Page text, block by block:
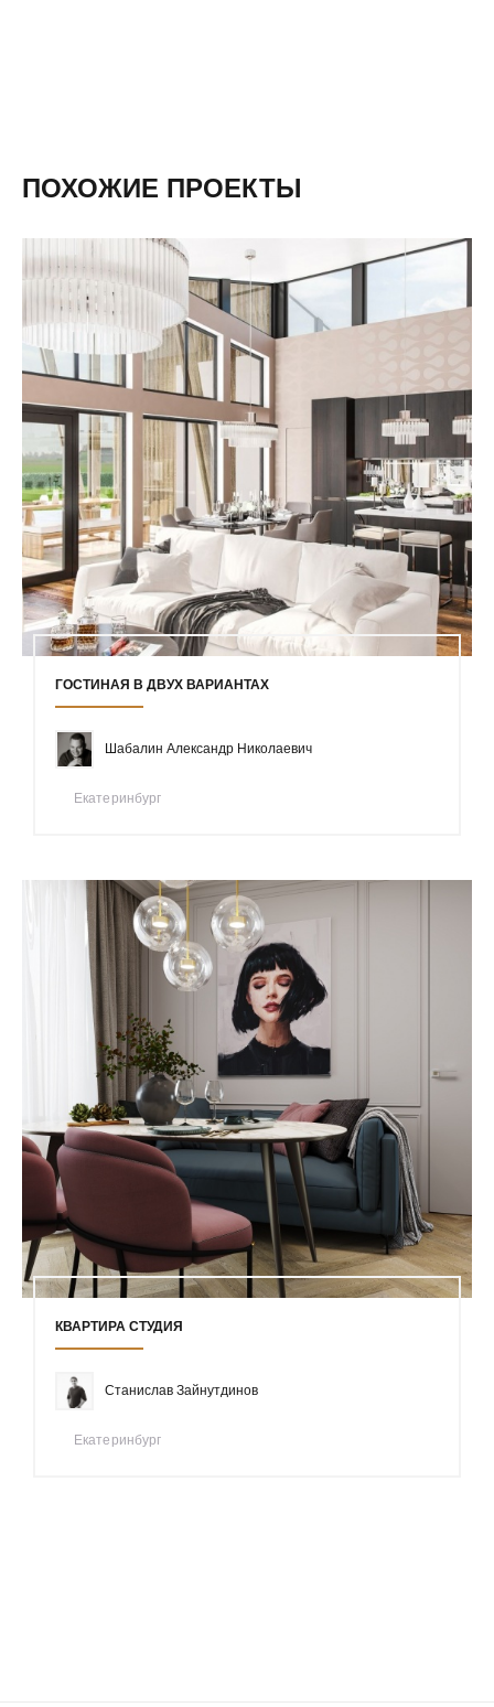
ПОХОЖИЕ ПРОЕКТЫ
ГОСТИНАЯ В ДВУХ ВАРИАНТАХ
Шабалин Александр Николаевич
Екатеринбург
КВАРТИРА СТУДИЯ
Станислав Зайнутдинов
Екатеринбург